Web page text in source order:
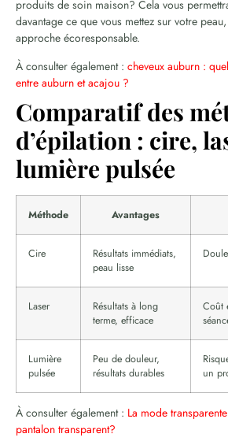
produits de soin maison? Cela vous
davantage ce que vous mettez sur votre
approche écoresponsable.
À consulter également : cheveux auburn :
entre auburn et acajou ?
Comparatif des
d’épilation : cire,
lumière pulsée
Méthode Avantages
Cire
Résultats immédiats,
peau lisse
Laser
Résultats à long
terme, efficace
Coût
Lumière
pulsée
Peu de douleur,
résultats durables
un
À consulter également : La mode
pantalon transparent?